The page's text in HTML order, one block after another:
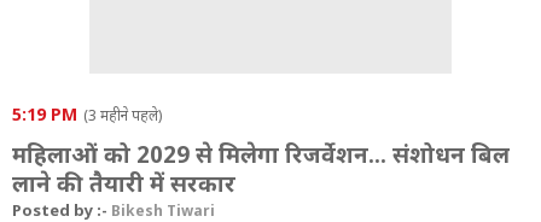
5:19 PM (3 महीने पहले)
महिलाओं को 2029 से मिलेगा रिजर्वेशन... संशोधन बिल
लाने की तैयारी में सरकार
Posted by :- Bikesh Tiwari